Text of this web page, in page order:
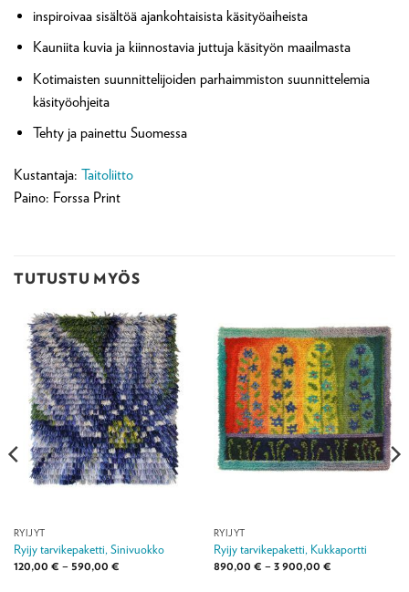
inspiroivaa sisältöä ajankohtaisista käsityöaiheista
Kauniita kuvia ja kiinnostavia juttuja käsityön maailmasta
Kotimaisten suunnittelijoiden parhaimmiston suunnittelemia
käsityöohjeita
Tehty ja painettu Suomessa
Kustantaja: Taitoliitto
Paino: Forssa Print
TUTUSTU MYÖS
RYIJYT
Ryijy tarvikepaketti, Sinivuokko
120,00 € – 590,00 €Hintaluokka:
RYIJYT
Ryijy tarvikepaketti, Kukkaportti
890,00 € – 3 900,00 €Hintaluokka: